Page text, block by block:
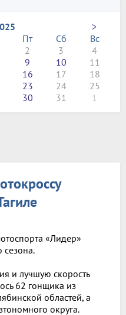
>
Пт Сб
Вс
2 3
4
9 10
11
16 17
18
23 24
25
30 31 1
«Лидер»
сезона.
и лучшую скорость
62 гонщика из
областей, а
округа.